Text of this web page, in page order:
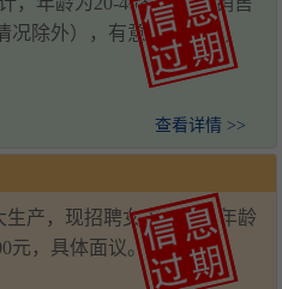
除外），有意者联系我，
查看详情 >>
产，现招聘女工10名，年龄
元，具体面议。电话：